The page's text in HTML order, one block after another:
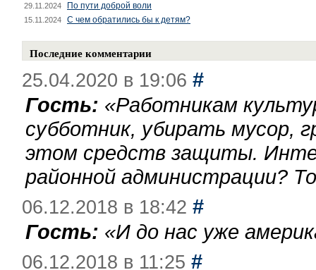
29.11.2024 По пути доброй воли
15.11.2024 С чем обратились бы к детям?
Последние комментарии
25.04.2020 в 19:06 #
Гость: «Работникам
субботник, убирать мусор,
этом средств защиты.
районной администрации?
06.12.2018 в 18:42 #
Гость: «И до нас уже
06.12.2018 в 11:25 #